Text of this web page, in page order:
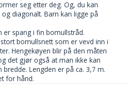
seg etter deg. Og, du kan
diagonalt. Barn kan ligge på
er spang i fin bomullstråd.
bomullsnett som er vevd inn i
Hengekøyen blir på den måten
det gjør også at man ikke kan
Lengden er på ca. 3,7 m.
for hånd.